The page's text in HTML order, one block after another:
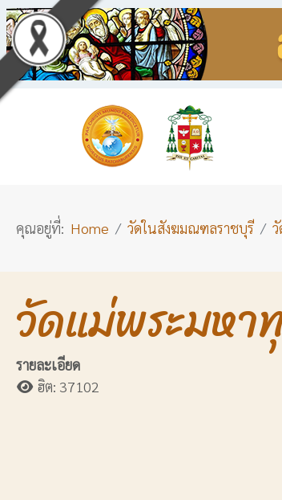
คุณอยู่ที่: Home วัดในสังฆมณฑลราชบุรี
วัดแม่พระมหา
รายละเอียด
ฮิต: 37102